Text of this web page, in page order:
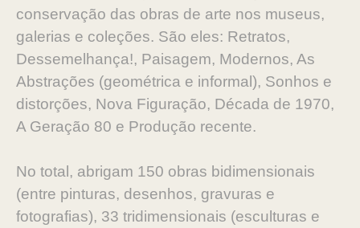
conservação das obras de arte nos museus,
galerias e coleções. São eles: Retratos,
Dessemelhança!, Paisagem, Modernos, As
Abstrações (geométrica e informal), Sonhos e
distorções, Nova Figuração, Década de 1970,
A Geração 80 e Produção recente.
No total, abrigam 150 obras bidimensionais
(entre pinturas, desenhos, gravuras e
fotografias), 33 tridimensionais (esculturas e